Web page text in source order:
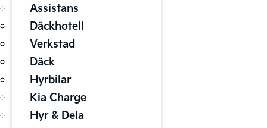
Assistans
Däckhotell
Verkstad
Däck
Hyrbilar
Kia Charge
Hyr & Dela